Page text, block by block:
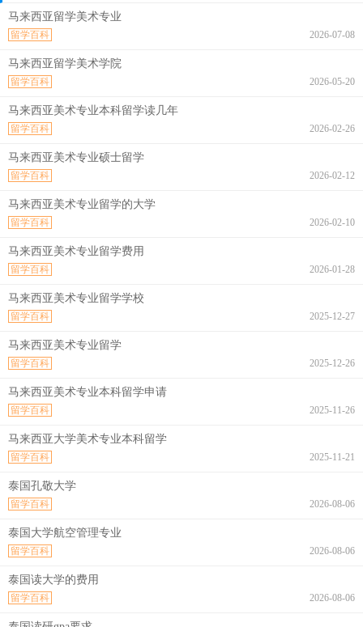
马来西亚留学美术专业
2026-07-08
留学百科
马来西亚留学美术学院
2026-05-20
留学百科
马来西亚美术专业本科留学读几年
2026-02-26
留学百科
马来西亚美术专业硕士留学
2026-02-12
留学百科
马来西亚美术专业留学的大学
2026-02-10
留学百科
马来西亚美术专业留学费用
2026-01-28
留学百科
马来西亚美术专业留学学校
2025-12-27
留学百科
马来西亚美术专业留学
2025-12-26
留学百科
马来西亚美术专业本科留学申请
2025-11-26
留学百科
马来西亚大学美术专业本科留学
2025-11-21
留学百科
泰国孔敬大学
2026-08-06
留学百科
泰国大学航空管理专业
2026-08-06
留学百科
泰国读大学的费用
2026-08-06
留学百科